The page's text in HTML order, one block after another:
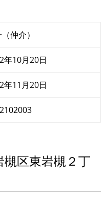
仲介）
年10月20日
年11月20日
区東岩槻２丁